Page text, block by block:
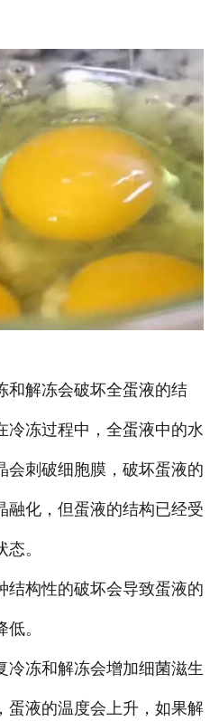
解冻会破坏全蛋液的结
冷冻过程中，全蛋液中的水
会刺破细胞膜，破坏蛋液的
融化，但蛋液的结构已经受
。
构性的破坏会导致蛋液的
。
冻和解冻会增加细菌滋生
蛋液的温度会上升，如果解